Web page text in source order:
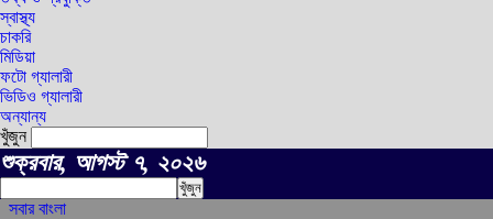
স্বাস্থ্য
চাকরি
মিডিয়া
ফটো গ্যালারী
ভিডিও গ্যালারী
অন্যান্য
খুঁজুন
শুক্রবার, আগস্ট ৭, ২০২৬
সবার বাংলা